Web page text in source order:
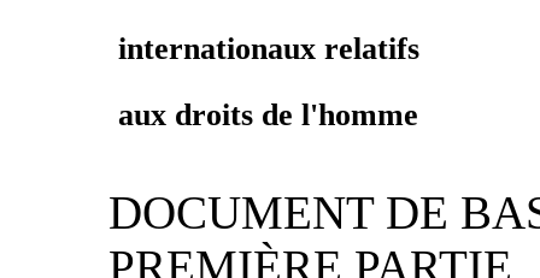
internationaux relatifs
aux droits de l'homme
DOCUMENT DE
PREMIÈRE PARTIE